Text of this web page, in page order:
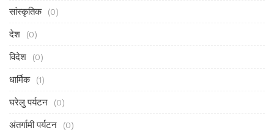
सांस्कृतिक (0)
देश (0)
विदेश (0)
धार्मिक (1)
घरेलु पर्यटन (0)
अंतर्गामी पर्यटन (0)